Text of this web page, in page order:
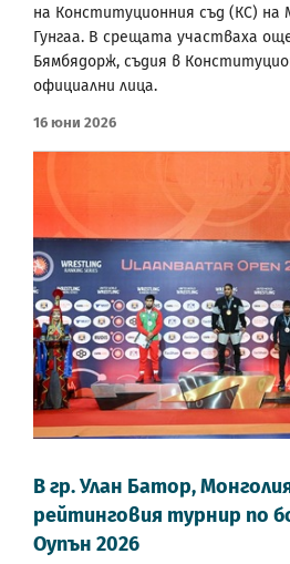
на Конституционния съд (КС) на
Гунгаа. В срещата участваха
Бямбядорж, съдия в
официални лица.
16 Юни 2026
В гр. Улан Батор,
рейтинговия турнир по
Оупън 2026